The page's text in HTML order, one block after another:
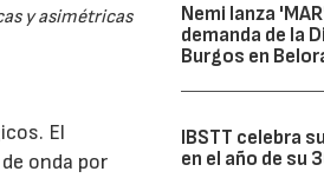
y asimétricas
El
onda por
Nemi lanza
demanda de la
Burgos en
IBSTT celebra
en el año de su